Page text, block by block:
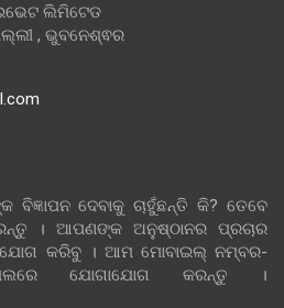
ଲିମିଟେଡ
, ଭୁବନେଶ୍ଵର
ଦେବାକୁ ଚାହୁଁଛନ୍ତି କି? ତେବେ
। ଆପଣଙ୍କ ଅନୁଷ୍ଠାନର ପ୍ରଚାର
କରିବୁ । ଆମ ମୋବାଇଲ୍ ନମ୍ବର-
ଯୋଗାଯୋଗ କରନ୍ତୁ ।